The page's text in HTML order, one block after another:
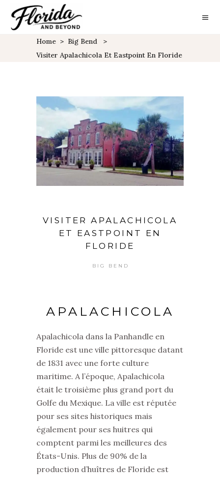
Home > Big Bend
>
Visiter Apalachicola Et Eastpoint En Floride
VISITER APALACHICOLA
ET EASTPOINT EN
FLORIDE
BIG BEND
APALACHICOLA
Apalachicola dans la Panhandle en
Floride est une ville pittoresque datant
de 1831 avec une forte culture
maritime. A l’époque, Apalachicola
était le troisième plus grand port du
Golfe du Mexique. La ville est réputée
pour ses sites historiques mais
également pour ses huitres qui
comptent parmi les meilleures des
États-Unis. Plus de 90% de la
production d’huîtres de Floride est